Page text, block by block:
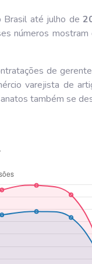
Brasil até julho de
números
de
varejista de
também se